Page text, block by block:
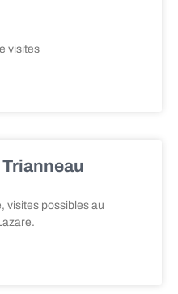
visites
visites possibles au